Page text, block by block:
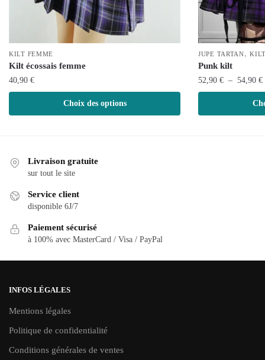
KILT FEMME
Kilt écossais femme
40,90 €
Choix des options
produit
variations.
Les
peuvent
choisies
du
JUPE TARTAN,
Punk kilt
52,90 € – 54,90 €
produit
Livraison gratuite
sur tout le site
Service client
disponible 6J/7
Paiement sécurisé
à 100% avec MasterCard / Visa / PayPal
INFOS LÉGALES
Mentions légales
Politique de confidentialité
Conditions générales de ventes